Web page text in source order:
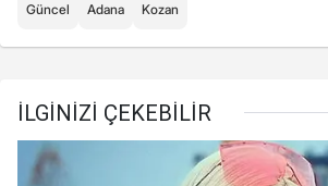
Güncel Adana Kozan